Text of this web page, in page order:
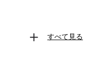
すべて見る